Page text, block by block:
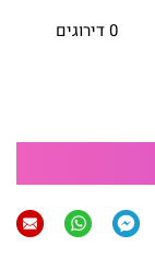
0 דירוגים